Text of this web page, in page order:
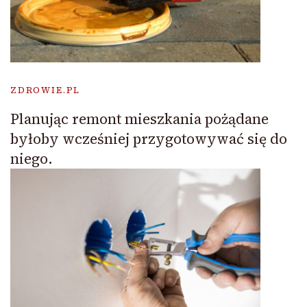
ZDROWIE.PL
Planując remont mieszkania pożądane
byłoby wcześniej przygotowywać się do
niego.